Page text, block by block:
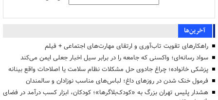
آخرین‌ها
راهکارهای تقویت تاب‌آوری و ارتقای مهارت‌های اجتماعی + فیلم
سواد رسانه‌ای؛ واکسنی که جامعه را در برابر سیل اخبار جعلی ایمن می‌کند
پزشکی خانواده؛ چراغ جادوی حل مشکلات نظام سلامت یا اصلاحات واقع بینانه
فرمول خنک شدن در روزهای داغ؛ لباس‌های مناسب نوزادان و سالمندان
هشدار پلیس تهران بزرگ به «کودک‌بلاگرها»؛ کودکان، ابزار کسب درآمد در فضای